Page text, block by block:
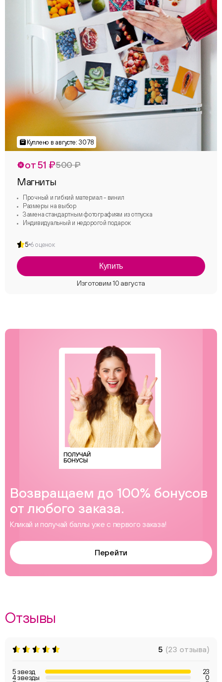
от 51 ₽500 ₽
Магниты
Прочный и гибкий материал - винил
Размеры на выбор
Замена стандартным фотографиям из отпуска
Индивидуальный и недорогой подарок
5 6 оценок
Купить
Возвращаем до 100% бонусов
от любого заказа.
Кликай и получай баллы уже с первого заказа!
Перейти
Отзывы
5 (23 отзыва)
5 звезд 23
4 звезды 0